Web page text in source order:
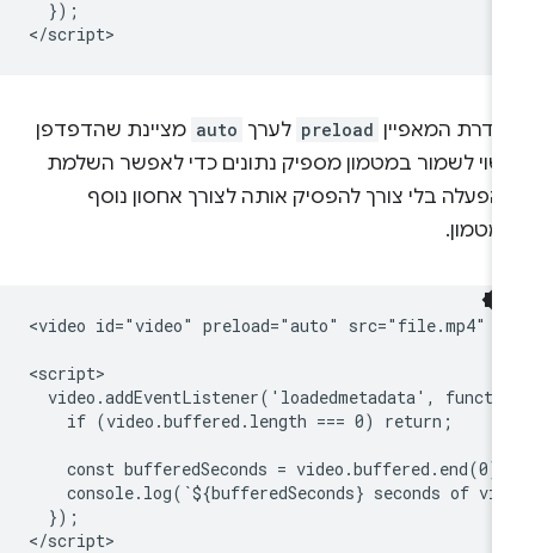
  });
המאפיין preload לערך auto מציינת שהדפדפן
לשמור במטמון מספיק נתונים כדי לאפשר השלמת
בלי צורך להפסיק אותה לצורך אחסון נוסף
<video id="video" preload="auto" src="file.mp4"
<script>
video.addEventListener('loadedmetadata',
    if (video.buffered.length === 0) return;
const bufferedSeconds =
console.log(`${bufferedSeconds} seconds of
  });